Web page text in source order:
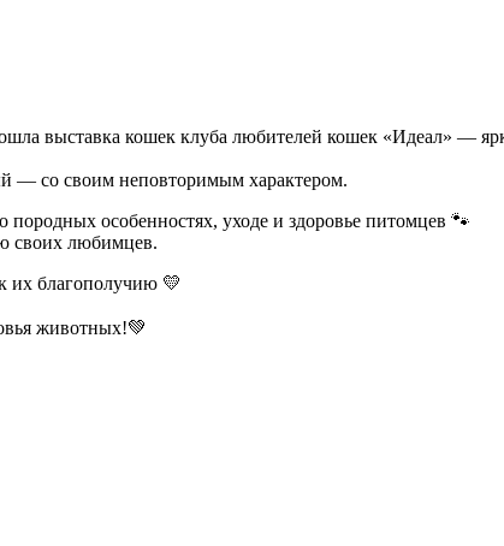
выставка кошек клуба любителей кошек «Идеал» —
— со своим неповторимым характером.
породных особенностях, уходе и здоровье питомцев 🐾
своих любимцев.
их благополучию 💛
животных!💚